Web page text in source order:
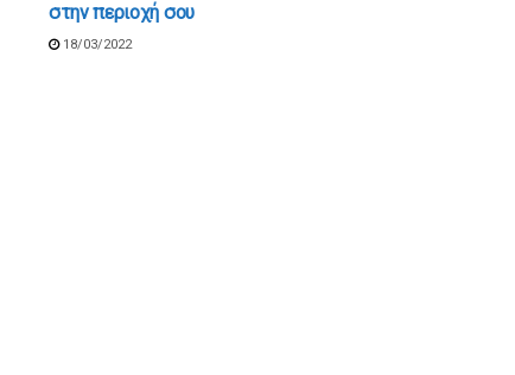
στην περιοχή σου
18/03/2022